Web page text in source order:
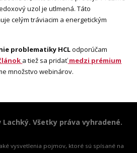
uzol je utlmená. Táto
celým tráviacim a energetickým
problematiky HCLodporúčam
a tiež sa pridaťmedzi prémium
množstvo webinárov.
Lachký. Všetky práva vyhradené.
vysvetlenia pojmov, ktoré sú spísané na